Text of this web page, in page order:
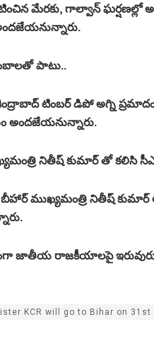
మేరకు, గాల్వాన్ ఘర్షణల్లో
పాటు..
టింబర్ డిపో అగ్ని
అందజేయనున్నారు.
నితీష్ కుమార్ తో కలిసి
బీహార్ ముఖ్యమంత్రి నితీష్
జాతీయ రాజకీయాలపై ఇరువురు
KCR will go to Bihar on